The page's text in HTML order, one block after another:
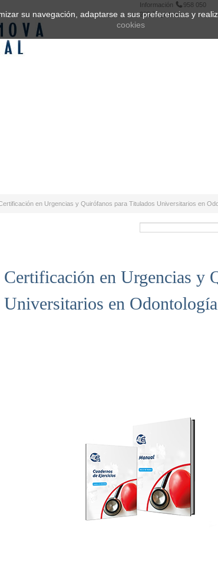
Información
958 050
222 Registrarse
en Urgencias y Quirófanos para Titulados Universitarios en
Certificación en Urgencias y
Universitarios en Odontología
su navegación, adaptarse a sus preferencias y
cookies